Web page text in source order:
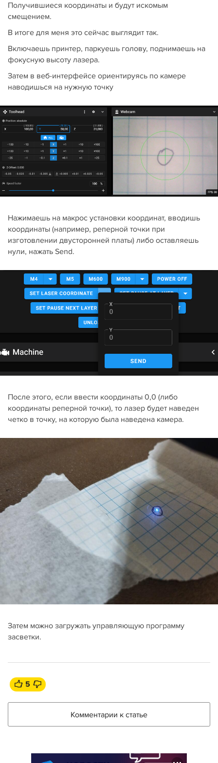
Получившиеся координаты и будут искомым
смещением.
В итоге для меня это сейчас выглядит так.
Включаешь принтер, паркуешь голову, поднимаешь на
фокусную высоту лазера.
Затем в веб-интерфейсе ориентируясь по камере
наводишься на нужную точку
Нажимаешь на макрос установки координат, вводишь
координаты (например, реперной точки при
изготовлении двусторонней платы) либо оставляешь
нули, нажать Send.
После этого, если ввести координаты 0,0 (либо
координаты реперной точки), то лазер будет наведен
четко в точку, на которую была наведена камера.
Затем можно загружать управляющую программу
засветки.
5
Комментарии к статье